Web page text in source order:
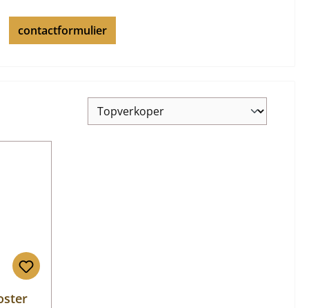
contactformulier